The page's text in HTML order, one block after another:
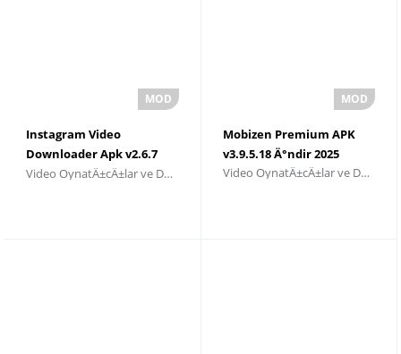
Instagram Video
Downloader Apk v2.6.7
Download 2025
Video OynatÄ±cÄ±lar ve DÃ¼zenleyiciler
Mobizen Premium APK
v3.9.5.18 Ä°ndir 2025
Video OynatÄ±cÄ±lar ve DÃ¼zenleyiciler